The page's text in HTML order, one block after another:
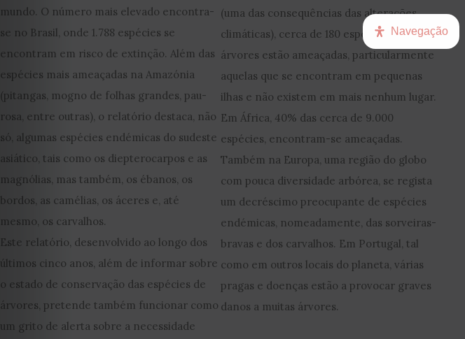
2024
2023
2022
2021
Obras
de
Capa
Contactos
Estatuto
mundo. O número mais elevado encontra-
se no Brasil, onde 1.788 espécies se
encontram em risco de extinção. Além das
espécies mais ameaçadas na Amazónia
(pitangas, mogno de folhas grandes, pau-
rosa, entre outras), o relatório destaca, não
só, algumas espécies endémicas do sudeste
asiático, tais como os diepterocarpos e as
magnólias, mas também, os ébanos, os
bordos, as camélias, os áceres e, até
mesmo, os carvalhos.
Este relatório, desenvolvido ao longo dos
últimos cinco anos, além de informar sobre
o estado de conservação das espécies de
árvores, pretende também funcionar como
um grito de alerta sobre a necessidade
(uma das consequências das alterações
climáticas), cerca de 180 espécies de
árvores estão ameaçadas, particularmente
aquelas que se encontram em pequenas
ilhas e não existem em mais nenhum lugar.
Em África, 40% das cerca de 9.000
espécies, encontram-se ameaçadas.
Também na Europa, uma região do globo
com pouca diversidade arbórea, se regista
um decréscimo preocupante de espécies
endémicas, nomeadamente, das sorveiras-
bravas e dos carvalhos. Em Portugal, tal
como em outros locais do planeta, várias
pragas e doenças estão a provocar graves
danos a muitas árvores.
Navegação